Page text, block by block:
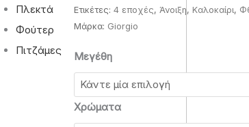
Πλεκτά
Φούτερ
Πιτζάμες
Ετικέτες: 4 εποχές, Άνοιξη, Καλοκαίρι,
Μάρκα: Giorgio
Μεγέθη
Χρώματα
Men's
Boxer
With
Inner